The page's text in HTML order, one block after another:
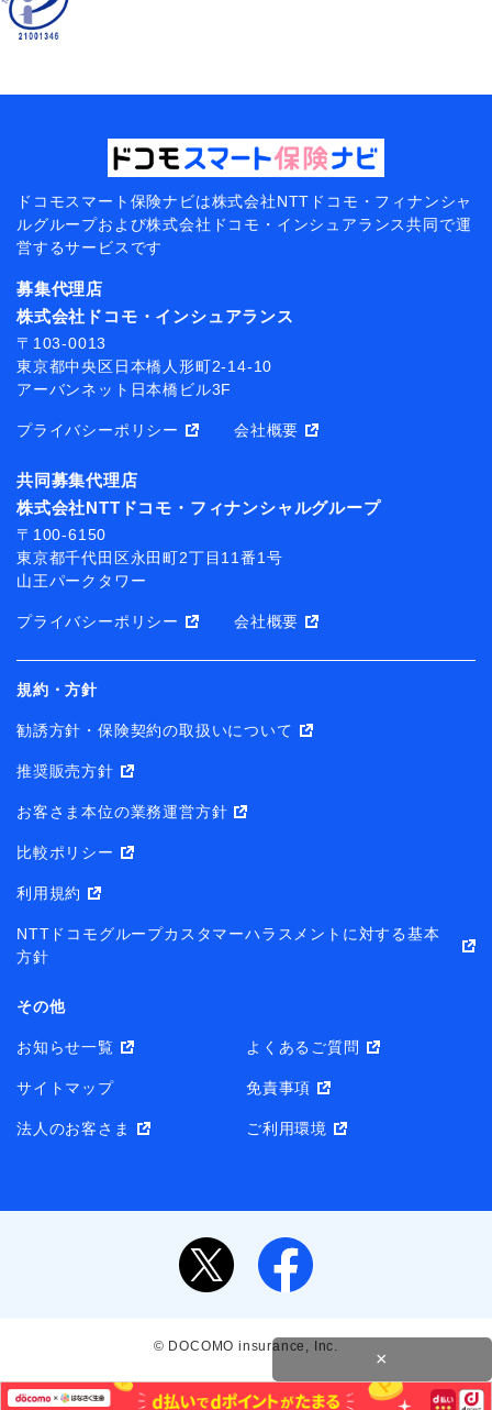
ドコモスマート保険ナビは株式会社NTTドコモ・フィナンシャ
ルグループおよび株式会社ドコモ・インシュアランス共同で運
営するサービスです
募集代理店
株式会社ドコモ・インシュアランス
〒103-0013
東京都中央区日本橋人形町2-14-10
アーバンネット日本橋ビル3F
プライバシーポリシー 会社概要
共同募集代理店
株式会社NTTドコモ・フィナンシャルグループ
〒100-6150
東京都千代田区永田町2丁目11番1号
山王パークタワー
プライバシーポリシー 会社概要
規約・方針
勧誘方針・保険契約の取扱いについて
推奨販売方針
お客さま本位の業務運営方針
比較ポリシー
利用規約
NTTドコモグループカスタマーハラスメントに対する基本
方針
その他
お知らせ一覧 よくあるご質問
サイトマップ 免責事項
法人のお客さま ご利用環境
© DOCOMO insurance, Inc.
×